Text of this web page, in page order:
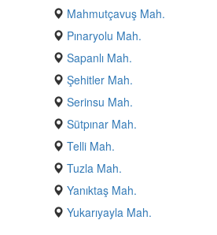
Mahmutçavuş Mah.
Pınaryolu Mah.
Sapanlı Mah.
Şehitler Mah.
Serinsu Mah.
Sütpınar Mah.
Telli Mah.
Tuzla Mah.
Yanıktaş Mah.
Yukarıyayla Mah.